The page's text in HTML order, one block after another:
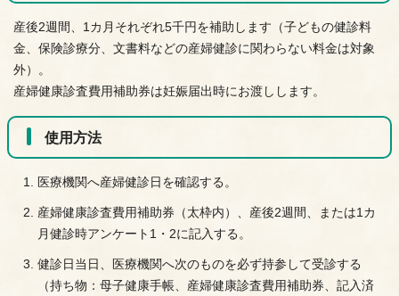
産後2週間、1カ月それぞれ5千円を補助します（子どもの健診料
金、保険診療分、文書料などの産婦健診に関わらない料金は対象
外）。
産婦健康診査費用補助券は妊娠届出時にお渡しします。
使用方法
医療機関へ産婦健診日を確認する。
産婦健康診査費用補助券（太枠内）、産後2週間、または1カ
月健診時アンケート1・2に記入する。
健診日当日、医療機関へ次のものを必ず持参して受診する
（持ち物：母子健康手帳、産婦健康診査費用補助券、記入済